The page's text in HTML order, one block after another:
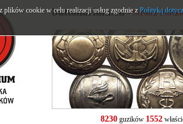
buttonarium.eu- Strona
8230guzików 1552
plików cookie w celu realizacji usług zgodnie zPolityką